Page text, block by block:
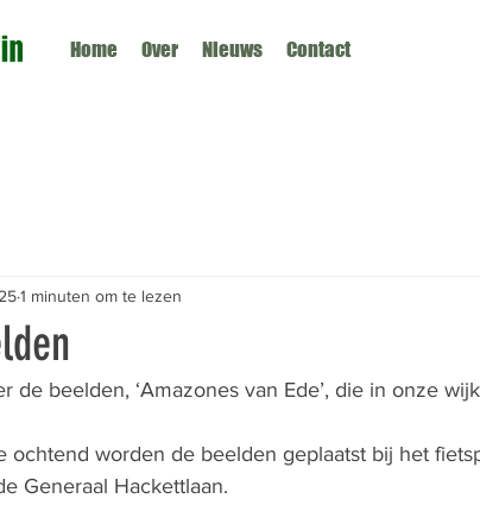
Home Over Nieuws Contact
1 minuten om te lezen
de beelden, ‘Amazones van Ede’, die in onze
ochtend worden de beelden geplaatst bij het
Generaal Hackettlaan.